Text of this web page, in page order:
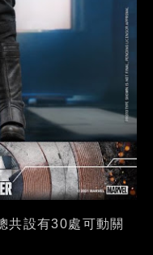
共設有30處可動關